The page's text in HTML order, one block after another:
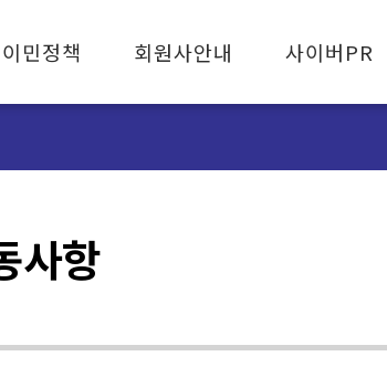
민정책
이민
회원사안내
자문사 안내
사이버PR
뉴스레터
사항